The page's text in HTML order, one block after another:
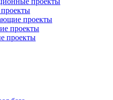
проекты
проекты
проекты